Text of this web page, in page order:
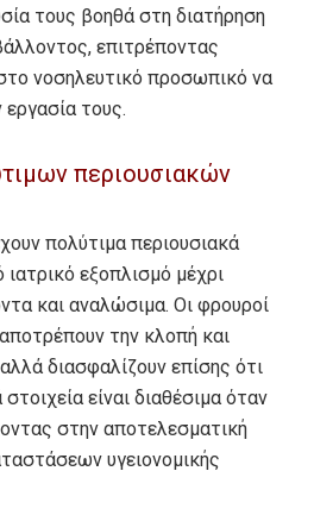
τους βοηθά στη διατήρηση
επιτρέποντας
νοσηλευτικό προσωπικό να
τους.
περιουσιακών
πολύτιμα περιουσιακά
εξοπλισμό μέχρι
και αναλώσιμα. Οι φρουροί
την κλοπή και
διασφαλίζουν επίσης ότι
είναι διαθέσιμα όταν
στην αποτελεσματική
υγειονομικής